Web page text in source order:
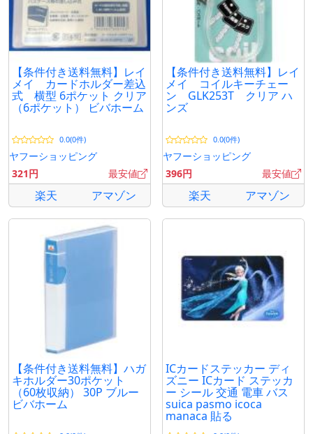
【条件付き送料無料】レイ
メイ カードホルダー差込
式 横型 6ポケット クリア
（6ポケット） ビバホーム
0.0(0件)
ヤフーショッピング
321円
最安値
楽天 アマゾン
【条件付き送料無料】レイ
メイ コイルキーチェー
ン GLK253T クリア ハ
ンズ
0.0(0件)
ヤフーショッピング
396円
最安値
楽天 アマゾン
【条件付き送料無料】ハガ
キホルダー30ポケット
（60枚収納） 30P ブルー
ビバホーム
ICカードステッカー ディ
ズニー ICカード ステッカ
ー シール 交通 電車 バス
suica pasmo icoca
manaca 貼る